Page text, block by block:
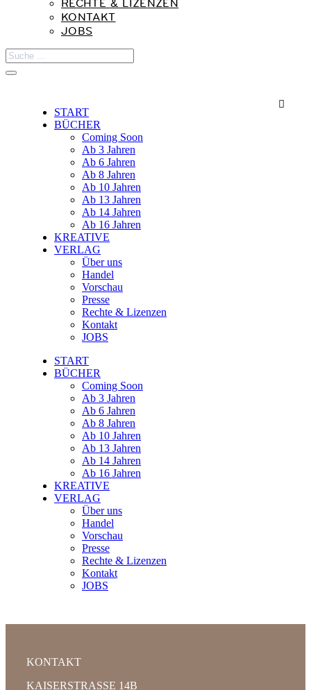
RECHTE & LIZENZEN
KONTAKT
JOBS

START
BÜCHER
Coming Soon
Ab 3 Jahren
Ab 6 Jahren
Ab 8 Jahren
Ab 10 Jahren
Ab 13 Jahren
Ab 14 Jahren
Ab 16 Jahren
KREATIVE
VERLAG
Über uns
Handel
Vorschau
Presse
Rechte & Lizenzen
Kontakt
JOBS
START
BÜCHER
Coming Soon
Ab 3 Jahren
Ab 6 Jahren
Ab 8 Jahren
Ab 10 Jahren
Ab 13 Jahren
Ab 14 Jahren
Ab 16 Jahren
KREATIVE
VERLAG
Über uns
Handel
Vorschau
Presse
Rechte & Lizenzen
Kontakt
JOBS
KONTAKT
KAISERSTRASSE 14B